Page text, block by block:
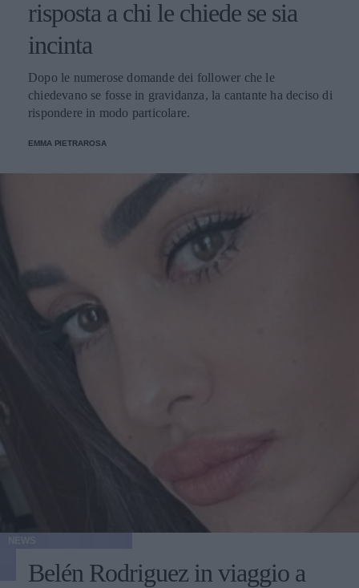
risposta a chi le chiede se sia
incinta
Dopo le numerose domande dei follower che le
chiedevano se fosse in gravidanza, la cantante ha deciso di
rispondere in modo particolare.
EMMA PIETRAROSA
Belén Rodriguez in viaggio a